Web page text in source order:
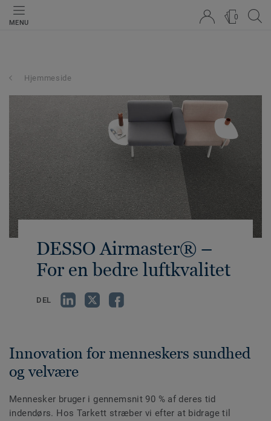
MENU
0
Hjemmeside
DESSO Airmaster® –
For en bedre luftkvalitet
DEL
Innovation for menneskers sundhed
og velvære
Mennesker bruger i gennemsnit 90 % af deres tid
indendørs. Hos Tarkett stræber vi efter at bidrage til